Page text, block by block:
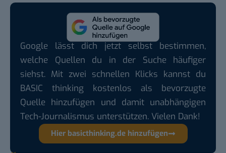
Google lässt dich jetzt selbst bestimmen,
welche Quellen du in der Suche häufiger
siehst. Mit zwei schnellen Klicks kannst du
BASIC thinking kostenlos als bevorzugte
Quelle hinzufügen und damit unabhängigen
Tech-Journalismus unterstützen. Vielen Dank!
Hier basicthinking.de hinzufügen